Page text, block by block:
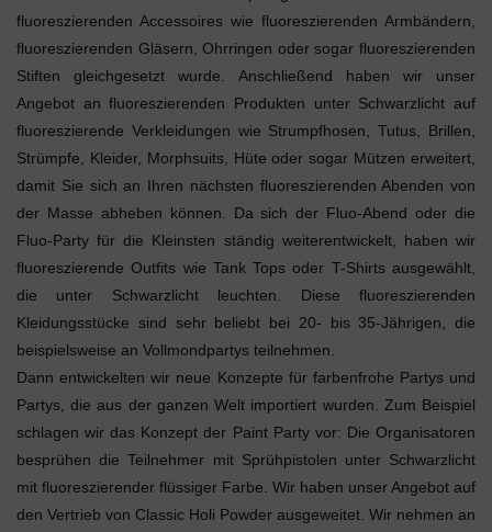
fluoreszierenden Accessoires wie fluoreszierenden Armbändern,
fluoreszierenden Gläsern, Ohrringen oder sogar fluoreszierenden
Stiften gleichgesetzt wurde. Anschließend haben wir unser
Angebot an fluoreszierenden Produkten unter Schwarzlicht auf
fluoreszierende Verkleidungen wie Strumpfhosen, Tutus, Brillen,
Strümpfe, Kleider, Morphsuits, Hüte oder sogar Mützen erweitert,
damit Sie sich an Ihren nächsten fluoreszierenden Abenden von
der Masse abheben können. Da sich der Fluo-Abend oder die
Fluo-Party für die Kleinsten ständig weiterentwickelt, haben wir
fluoreszierende Outfits wie Tank Tops oder T-Shirts ausgewählt,
die unter Schwarzlicht leuchten. Diese fluoreszierenden
Kleidungsstücke sind sehr beliebt bei 20- bis 35-Jährigen, die
beispielsweise an Vollmondpartys teilnehmen.
Dann entwickelten wir neue Konzepte für farbenfrohe Partys und
Partys, die aus der ganzen Welt importiert wurden. Zum Beispiel
schlagen wir das Konzept der Paint Party vor: Die Organisatoren
besprühen die Teilnehmer mit Sprühpistolen unter Schwarzlicht
mit fluoreszierender flüssiger Farbe. Wir haben unser Angebot auf
den Vertrieb von Classic Holi Powder ausgeweitet. Wir nehmen an